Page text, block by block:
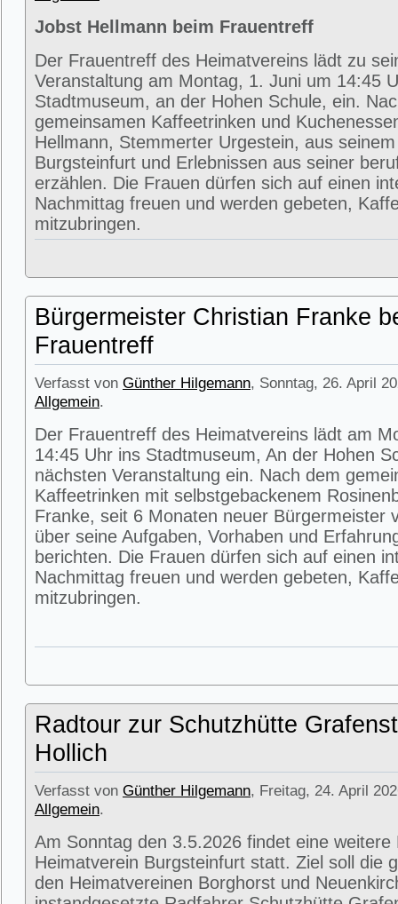
Jobst Hellmann beim Frauentreff
Der Frauentreff des Heimatvereins lädt zu
Veranstaltung am Montag, 1. Juni um 14:45
Stadtmuseum, an der Hohen Schule, ein.
gemeinsamen Kaffeetrinken und
Hellmann, Stemmerter Urgestein, aus
Burgsteinfurt und Erlebnissen aus seiner
erzählen. Die Frauen dürfen sich auf einen
Nachmittag freuen und werden gebeten,
mitzubringen.
Bürgermeister Christian Franke
Frauentreff
Verfasst von Günther Hilgemann, Sonntag, 26. April
Allgemein.
Der Frauentreff des Heimatvereins lädt am
14:45 Uhr ins Stadtmuseum, An der Hohen
nächsten Veranstaltung ein. Nach dem
Kaffeetrinken mit selbstgebackenem
Franke, seit 6 Monaten neuer Bürgermeister
über seine Aufgaben, Vorhaben und
berichten. Die Frauen dürfen sich auf einen
Nachmittag freuen und werden gebeten,
mitzubringen.
Radtour zur Schutzhütte
Hollich
Verfasst von Günther Hilgemann, Freitag, 24. April
Allgemein.
Am Sonntag den 3.5.2026 findet eine weitere
Heimatverein Burgsteinfurt statt. Ziel soll die
den Heimatvereinen Borghorst und